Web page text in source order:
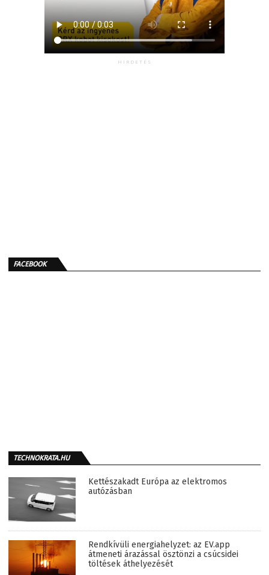
HIRDETÉS
FACEBOOK
TECHNOKRATA.HU
Kettészakadt Európa az elektromos
autózásban
Rendkívüli energiahelyzet: az EV.app
átmeneti árazással ösztönzi a csúcsidei
töltések áthelyezését